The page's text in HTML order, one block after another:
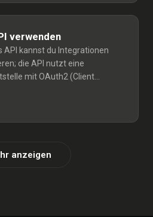
verwenden
API kannst du Integrationen
die API nutzt eine
mit OAuth2 (Client
API-Schlüssel erstellen, Token
mit Bearer-Token senden,
anzeigen